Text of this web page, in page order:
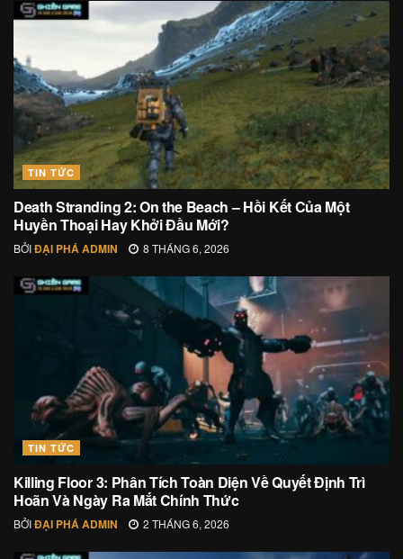
TIN TỨC
Death Stranding 2: On the Beach – Hồi Kết Của Một
Huyền Thoại Hay Khởi Đầu Mới?
BỞIĐẠI PHÁ ADMIN 8 THÁNG 6, 2026
TIN TỨC
Killing Floor 3: Phân Tích Toàn Diện Về Quyết Định Trì
Hoãn Và Ngày Ra Mắt Chính Thức
BỞIĐẠI PHÁ ADMIN 2 THÁNG 6, 2026